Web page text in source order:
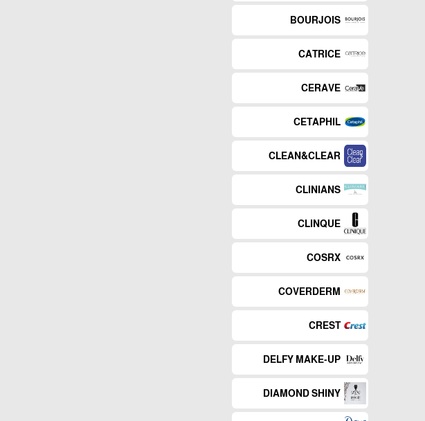
BOURJOIS
CATRICE
CERAVE
CETAPHIL
CLEAN&CLEAR
CLINIANS
CLINQUE
COSRX
COVERDERM
CREST
DELFY MAKE-UP
DIAMOND SHINY